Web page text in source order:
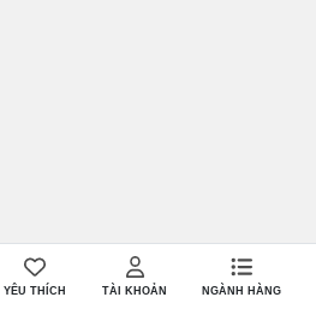
YÊU THÍCH TÀI KHOẢN NGÀNH HÀNG